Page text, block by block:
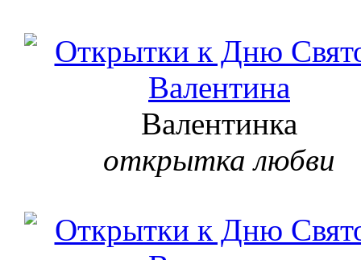
Валентинка
открытка любви